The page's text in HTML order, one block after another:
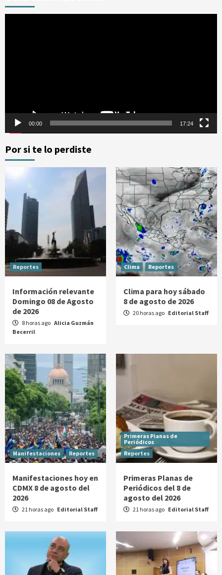
00:00 17:24
Por si te lo perdiste
Reportes
Información relevante
Domingo 08 de Agosto
de 2026
8 horas ago Alicia Guzmán
Becerril
Clima Reportes
Clima para hoy sábado
8 de agosto de 2026
20 horas ago Editorial Staff
Manifestaciones Reportes
Manifestaciones hoy en
CDMX 8 de agosto del
2026
21 horas ago Editorial Staff
Primeras Planas de
Periódicos
Reportes
Primeras Planas de
Periódicos del 8 de
agosto del 2026
21 horas ago Editorial Staff